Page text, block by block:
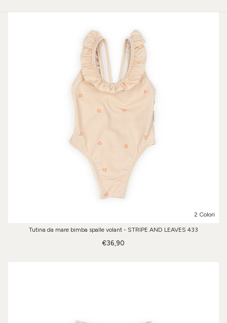
2 Colori
Tutina da mare bimba spalle volant - STRIPE AND LEAVES 433
€36,90